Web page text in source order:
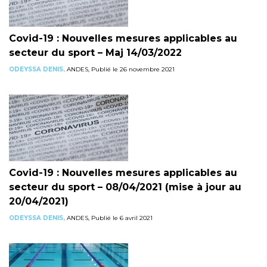
Covid-19 : Nouvelles mesures applicables au
secteur du sport – Maj 14/03/2022
ODEYSSA DENIS, ANDES, Publié le 26 novembre 2021
Covid-19 : Nouvelles mesures applicables au
secteur du sport – 08/04/2021 (mise à jour au
20/04/2021)
ODEYSSA DENIS, ANDES, Publié le 6 avril 2021